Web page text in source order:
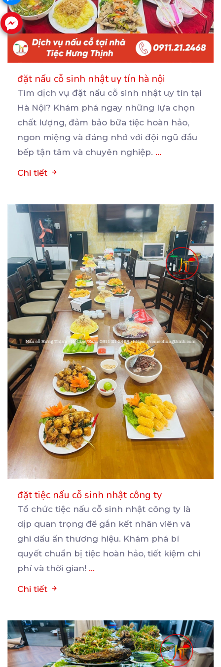
đặt nấu cỗ sinh nhật uy tín hà nội
Tìm dịch vụ đặt nấu cỗ sinh nhật uy tín tại
Hà Nội? Khám phá ngay những lựa chọn
chất lượng, đảm bảo bữa tiệc hoàn hảo,
ngon miệng và đáng nhớ với đội ngũ đầu
bếp tận tâm và chuyên nghiệp. ...
Chi tiết
đặt tiệc nấu cỗ sinh nhật công ty
Tổ chức tiệc nấu cỗ sinh nhật công ty là
dịp quan trọng để gắn kết nhân viên và
ghi dấu ấn thương hiệu. Khám phá bí
quyết chuẩn bị tiệc hoàn hảo, tiết kiệm chi
phí và thời gian! ...
Chi tiết